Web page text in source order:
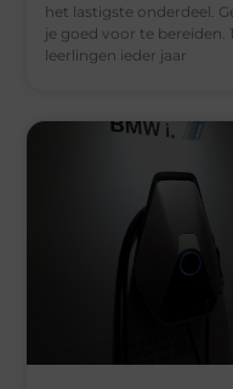
het lastigste onderdeel.
je goed voor te bereiden.
leerlingen ieder jaar